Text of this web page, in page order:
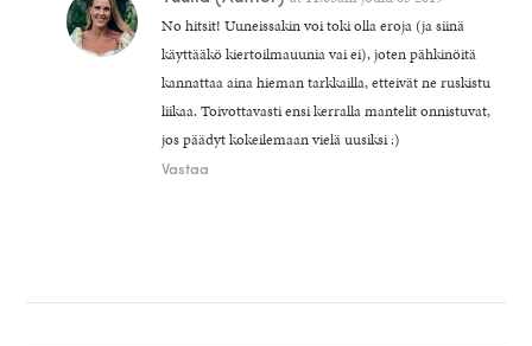
No hitsit! Uuneissakin voi toki olla eroja (ja siinä
käyttääkö kiertoilmauunia vai ei), joten pähkinöitä
kannattaa aina hieman tarkkailla, etteivät ne ruskistu
liikaa. Toivottavasti ensi kerralla mantelit onnistuvat,
jos päädyt kokeilemaan vielä uusiksi :)
Vastaa